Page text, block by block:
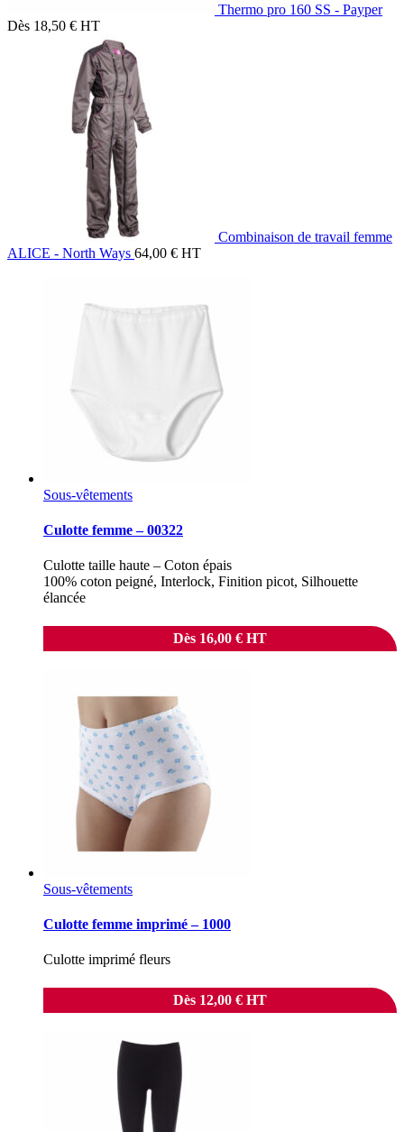
Thermo pro 160 SS - Payper
Dès 18,50 € HT
Combinaison de travail femme
ALICE - North Ways 64,00 € HT
Sous-vêtements
Culotte femme – 00322
Culotte taille haute – Coton épais
100% coton peigné, Interlock, Finition picot, Silhouette
élancée
Dès 16,00 € HT
Sous-vêtements
Culotte femme imprimé – 1000
Culotte imprimé fleurs
Dès 12,00 € HT